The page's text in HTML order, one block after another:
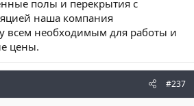
полы и перекрытия с
наша компания
всем необходимым для работы и
цены.
#237